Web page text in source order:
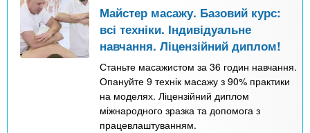
Майстер масажу. Базовий курс:
всі техніки. Індивідуальне
навчання. Ліцензійний диплом!
Станьте масажистом за 36 годин навчання.
Опануйте 9 технік масажу з 90% практики
на моделях. Ліцензійний диплом
міжнародного зразка та допомога з
працевлаштуванням.